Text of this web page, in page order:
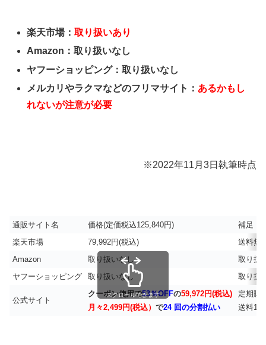
楽天市場：取り扱いあり
Amazon：取り扱いなし
ヤフーショッピング：取り扱いなし
メルカリやラクマなどのフリマサイト： あるかもし
れないが注意が必要
※2022年11月3日執筆時点
通販サイト名 価格(定価税込125,840円)
補足
楽天市場
79,992円(税込)
送料無
Amazon
取り扱いなし
取り扱
ヤフーショッピング
取り扱いなし 取り扱
公式サイト
クーポン使用で53％OFFの59,972円(税込)
月々2,499円(税込） で24 回の分割払い
定期購
送料
スクロールできます